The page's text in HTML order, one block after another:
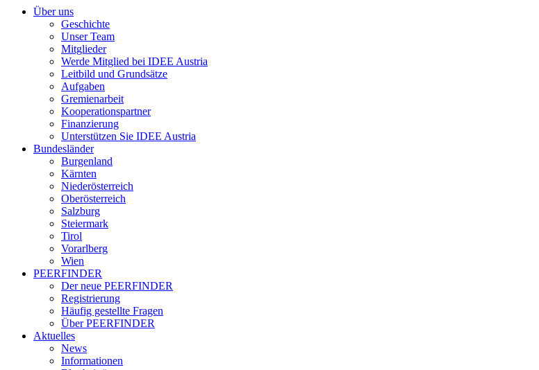
Über uns
Geschichte
Unser Team
Mitglieder
Werde Mitglied bei IDEE Austria
Leitbild und Grundsätze
Aufgaben
Gremienarbeit
Kooperationspartner
Finanzierung
Unterstützen Sie IDEE Austria
Bundesländer
Burgenland
Kärnten
Niederösterreich
Oberösterreich
Salzburg
Steiermark
Tirol
Vorarlberg
Wien
PEERFINDER
Der neue PEERFINDER
Registrierung
Häufig gestellte Fragen
Über PEERFINDER
Aktuelles
News
Informationen